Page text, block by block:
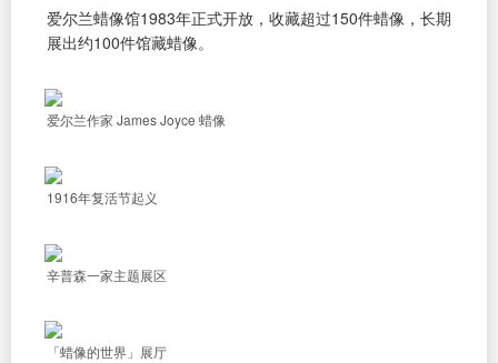
爱尔兰蜡像馆1983年正式开放，收藏超过150件蜡像，长期
展出约100件馆藏蜡像。
爱尔兰作家 James Joyce 蜡像
1916年复活节起义
辛普森一家主题展区
「蜡像的世界」展厅